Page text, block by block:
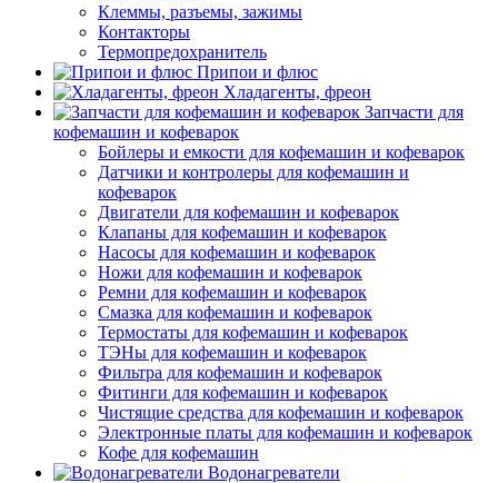
Клеммы, разъемы, зажимы
Контакторы
Термопредохранитель
Припои и флюс
Хладагенты, фреон
Запчасти для
кофемашин и кофеварок
Бойлеры и емкости для кофемашин и кофеварок
Датчики и контролеры для кофемашин и
кофеварок
Двигатели для кофемашин и кофеварок
Клапаны для кофемашин и кофеварок
Насосы для кофемашин и кофеварок
Ножи для кофемашин и кофеварок
Ремни для кофемашин и кофеварок
Смазка для кофемашин и кофеварок
Термостаты для кофемашин и кофеварок
ТЭНы для кофемашин и кофеварок
Фильтра для кофемашин и кофеварок
Фитинги для кофемашин и кофеварок
Чистящие средства для кофемашин и кофеварок
Электронные платы для кофемашин и кофеварок
Кофе для кофемашин
Водонагреватели